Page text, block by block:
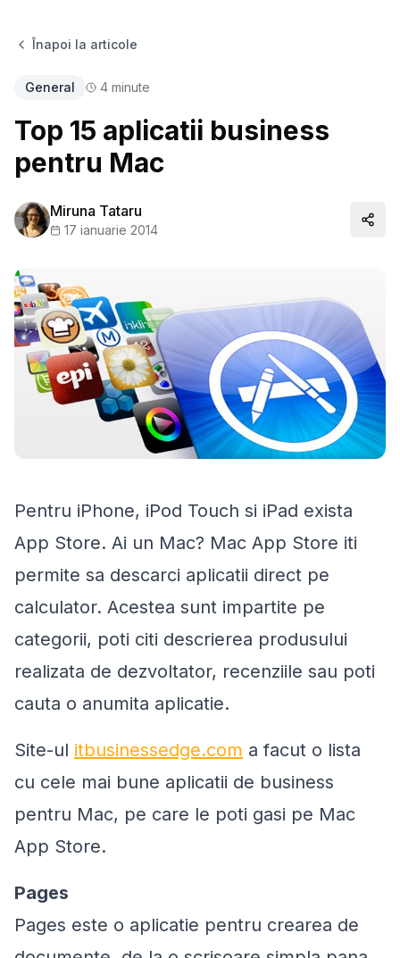
Înapoi la articole
General 4 minute
Top 15 aplicatii business
pentru Mac
Miruna Tataru
17 ianuarie 2014
Pentru iPhone, iPod Touch si iPad exista
App Store. Ai un Mac? Mac App Store iti
permite sa descarci aplicatii direct pe
calculator. Acestea sunt impartite pe
categorii, poti citi descrierea produsului
realizata de dezvoltator, recenziile sau poti
cauta o anumita aplicatie.
Site-ul itbusinessedge.com a facut o lista
cu cele mai bune aplicatii de business
pentru Mac, pe care le poti gasi pe Mac
App Store.
Pages
Pages este o aplicatie pentru crearea de